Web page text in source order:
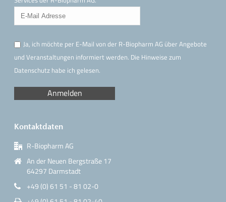
Ja, ich möchte per E-Mail von der R-Biopharm AG über Angebote
und Veranstaltungen informiert werden. Die Hinweisezum
Datenschutz habe ich gelesen.
Kontaktdaten
R-Biopharm AG
An der Neuen Bergstraße 17
64297 Darmstadt
+49 (0) 61 51 - 81 02-0